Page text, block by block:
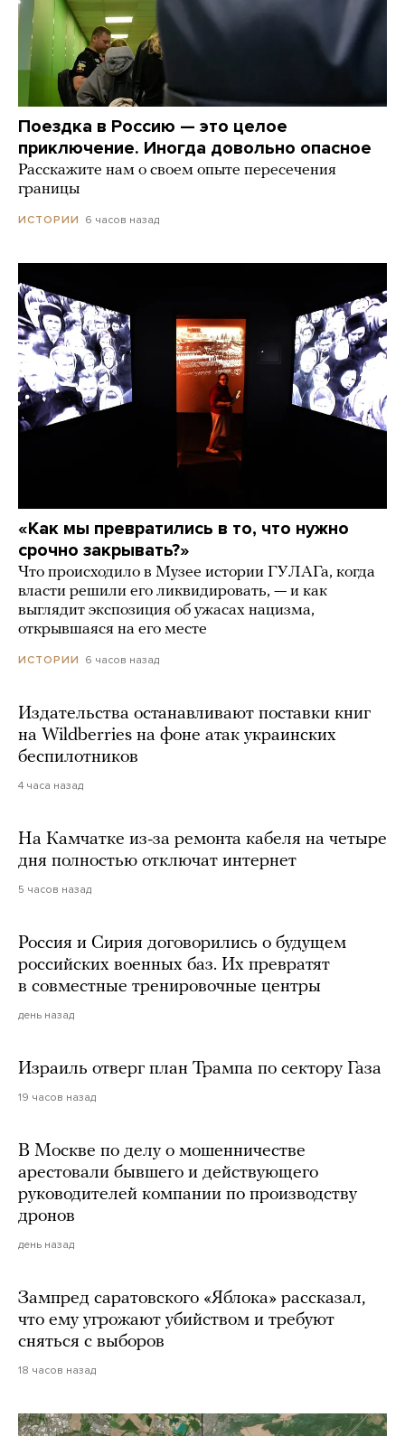
Поездка в Россию — это целое
приключение. Иногда довольно опасное
Расскажите нам о своем опыте пересечения
границы
ИСТОРИИ 6 часов назад
«Как мы превратились в то, что нужно
срочно закрывать?»
Что происходило в Музее истории ГУЛАГа, когда
власти решили его ликвидировать, — и как
выглядит экспозиция об ужасах нацизма,
открывшаяся на его месте
ИСТОРИИ 6 часов назад
Издательства останавливают поставки книг
на Wildberries на фоне атак украинских
беспилотников
4 часа назад
На Камчатке из-за ремонта кабеля на четыре
дня полностью отключат интернет
5 часов назад
Россия и Сирия договорились о будущем
российских военных баз. Их превратят
в совместные тренировочные центры
день назад
Израиль отверг план Трампа по сектору Газа
19 часов назад
В Москве по делу о мошенничестве
арестовали бывшего и действующего
руководителей компании по производству
дронов
день назад
Зампред саратовского «Яблока» рассказал,
что ему угрожают убийством и требуют
сняться с выборов
18 часов назад